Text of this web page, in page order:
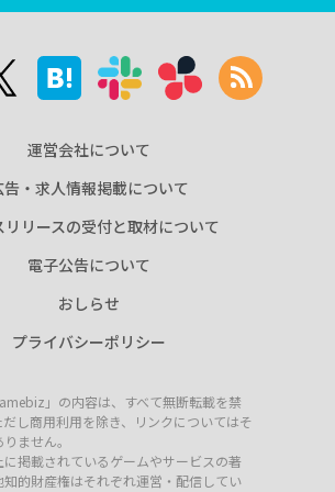
運営会社について
告・求人情報掲載について
リリースの受付と取材について
電子公告について
おしらせ
プライバシーポリシー
」の内容は、すべて無断転載を禁
だし商用利用を除き、リンクについてはそ
ません。
に掲載されているゲームやサービスの著
的財産権はそれぞれ運営・配信してい